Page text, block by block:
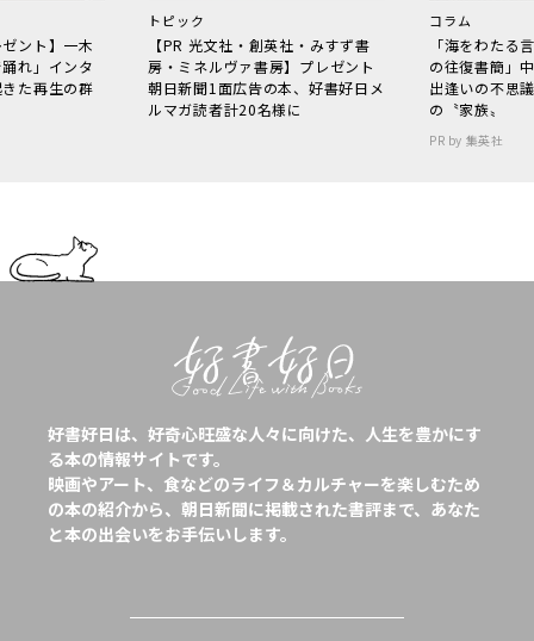
ント】一木
れ」インタ
た再生の群
トピック
【PR 光文社・創英社・みすず書
房・ミネルヴァ書房】プレゼント
朝日新聞1面広告の本、好書好日メ
ルマガ読者計20名様に
コラム
「海をわた
の往復書簡」
出逢いの不思
の〝家族〟
PR by 集英社
好書好日は、好奇心旺盛な人々に向けた、人生を豊かにす
る本の情報サイトです。
映画やアート、食などのライフ＆カルチャーを楽しむため
の本の紹介から、朝日新聞に掲載された書評まで、あなた
と本の出会いをお手伝いします。